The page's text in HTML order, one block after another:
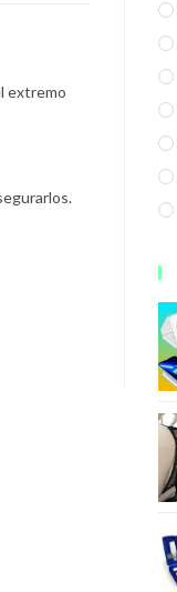
extremo